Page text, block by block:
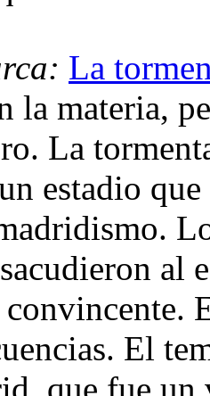
La
la materia,
La
estadio
al
El
que fue un